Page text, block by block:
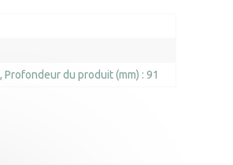
Profondeur du produit (mm) : 91